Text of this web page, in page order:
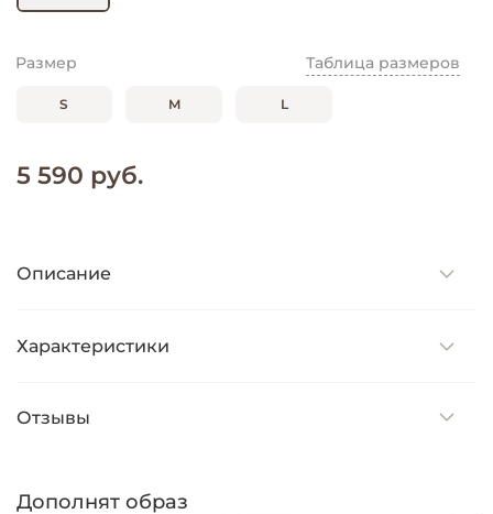
Таблица размеров
Размер
S M L
5 590 руб.
Описание
Характеристики
Отзывы
Дополнят образ